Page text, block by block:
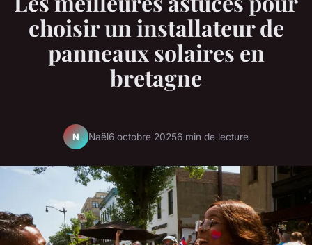
choisir un installateur de
panneaux solaires en
bretagne
N Naël6 octobre 20256 min de lecture